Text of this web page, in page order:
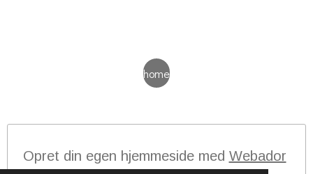
home
Opret din egen hjemmeside med Webador